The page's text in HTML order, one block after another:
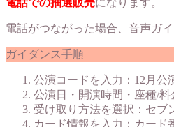
電話がつながった場合、音声ガ
ガイダンス手順
公演コードを入力：12月
公演日・開演時間・座種/
受け取り方法を選択：セ
カード情報を入力：カード